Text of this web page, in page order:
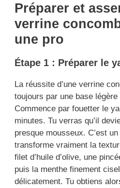
Préparer et
verrine
une pro
Étape 1 : Préparer le
La réussite d’une verrine
toujours par une base
Commence par fouetter le
minutes. Tu verras qu’il
presque mousseux. C’est
transforme vraiment la
filet d’huile d’olive, une
puis la menthe finement
délicatement. Tu obtiens